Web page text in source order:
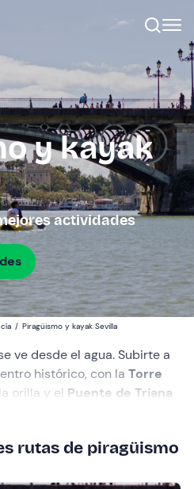
y kayak
actividades
/ Piragüismo y kayak Sevilla
ve desde el agua. Subirte a
histórico, con la Torre
orilla y el Puente de Triana
un paseo cualquiera en
desde una
rutas de piragüismo